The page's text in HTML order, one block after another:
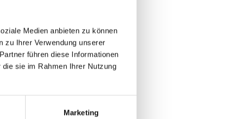
Medien anbieten zu können
zu Ihrer Verwendung unserer
führen diese Informationen
sie im Rahmen Ihrer Nutzung
Marketing